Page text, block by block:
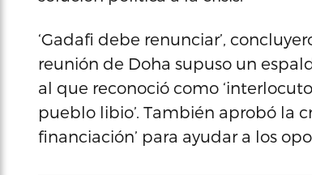
‘Gadafi debe renunciar’,
reunión de Doha supuso un
al que reconoció como
pueblo libio’. También aprobó la
financiación’ para ayudar a los